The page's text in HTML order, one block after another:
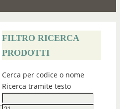
FILTRO RICERCA
PRODOTTI
Cerca per codice o nome
Ricerca tramite testo